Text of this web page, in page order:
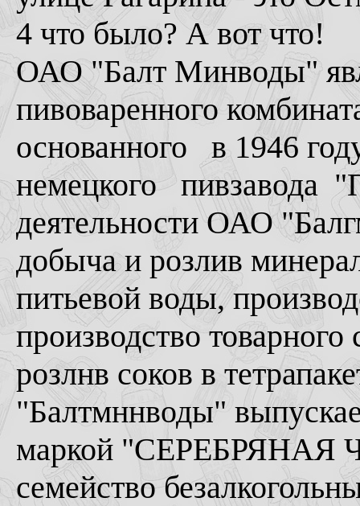
4 что было? А вот что!
ОАО "Балт Минводы"
пивоваренного
основанного в 1946
немецкого пивзавода
деятельности ОАО
добыча и розлив
питьевой воды,
производство
розлнв соков в
"Балтмннводы"
маркой "СЕРЕБРЯНАЯ
семейство